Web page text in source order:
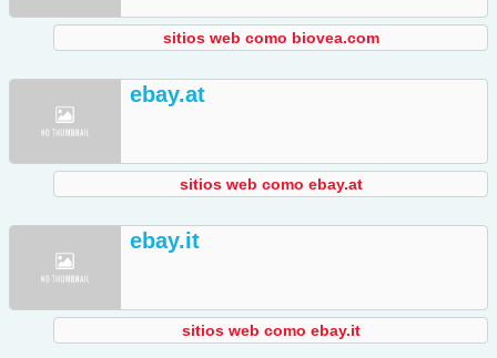
sitios web como biovea.com
ebay.at
sitios web como ebay.at
ebay.it
sitios web como ebay.it